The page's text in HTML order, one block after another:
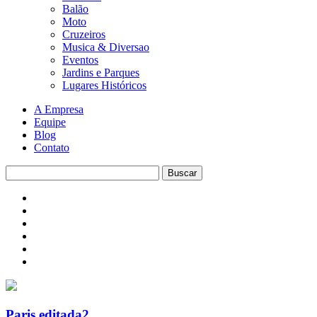
Balão
Moto
Cruzeiros
Musica & Diversao
Eventos
Jardins e Parques
Lugares Históricos
A Empresa
Equipe
Blog
Contato